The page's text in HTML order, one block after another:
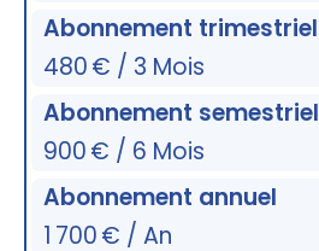
Abonnement trimestriel
480 € / 3 Mois
Abonnement semestriel
900 € / 6 Mois
Abonnement annuel
1 700 € / An